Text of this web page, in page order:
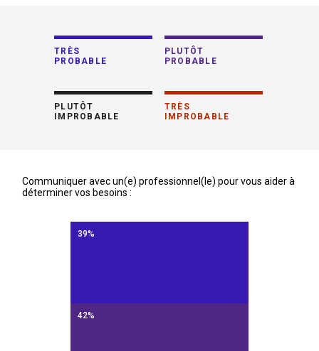
TRÈS
PROBABLE
PLUTÔT
PROBABLE
PLUTÔT
IMPROBABLE
TRÈS
IMPROBABLE
Communiquer avec un(e) professionnel(le) pour vous aider à
déterminer vos besoins :
39%
42%